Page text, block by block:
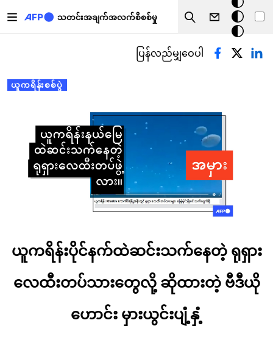
သတင်းအချက်အလက်စိစစ်မှု
Search
မှောင်
မုဒ်
ယူကရိန်းစစ်ပွဲ
ပြန်လည်မျှဝေပါ
ယူကရိန်းပိုင်နက်ထဲဆင်းသက်နေတဲ့ ရုရှား
လေထီးတပ်သားတွေလို့ ဆိုထားတဲ့ ဗီဒီယို
ဟောင်း မှားယွင်းပျံ့နှံ့